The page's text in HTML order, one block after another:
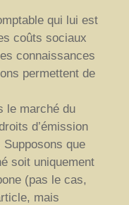
qui lui est
coûts sociaux
connaissances
permettent de
le marché du
d’émission
que
soit uniquement
(pas le cas,
mais